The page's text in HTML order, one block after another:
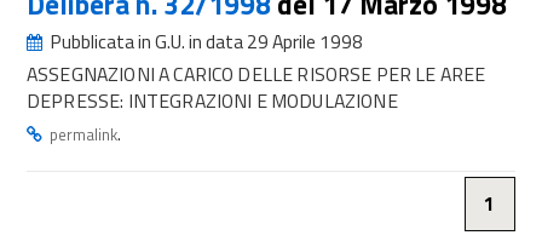
Pubblicata in G.U. in data 29 Aprile 1998
ASSEGNAZIONI A CARICO DELLE RISORSE PER LE AREE
DEPRESSE: INTEGRAZIONI E MODULAZIONE
permalink.
1